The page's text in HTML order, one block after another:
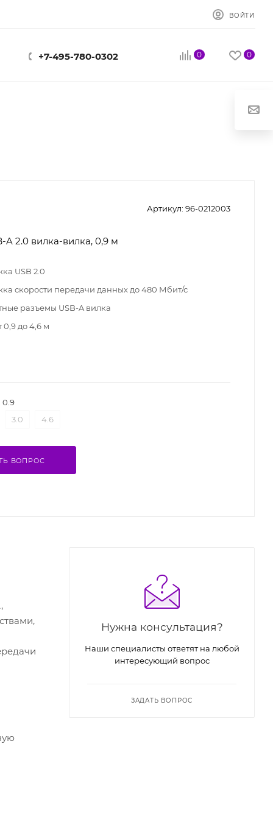
ВОЙТИ
+7-495-780-0302 0 0
Артикул: 96-0212003
A 2.0 вилка-вилка, 0,9 м
USB 2.0
скорости передачи данных до 480 Мбит/с
разъемы USB-A вилка
0,9 до 4,6 м
0.9
3.0 4.6
ВОПРОС
Нужна консультация?
Наши специалисты ответят на любой
интересующий вопрос
ЗАДАТЬ ВОПРОС